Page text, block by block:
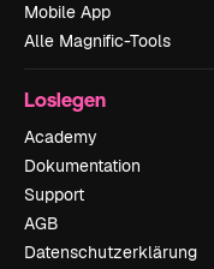
Mobile App
Alle Magnific-Tools
Loslegen
Academy
Dokumentation
Support
AGB
Datenschutzerklärung